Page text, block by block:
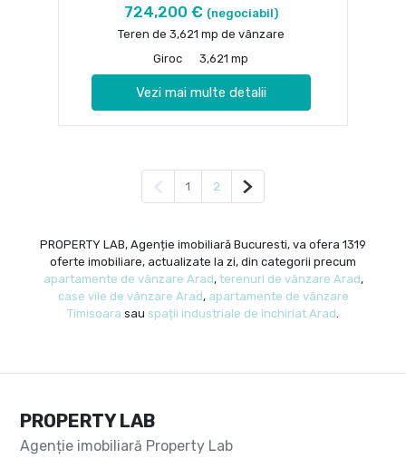
724,200 € (negociabil)
Teren de 3,621 mp de vânzare
Giroc
3,621 mp
Vezi mai multe detalii
Pagina anterioară
1 2 Pagina următoare
PROPERTY LAB, Agenție imobiliară Bucuresti, va ofera 1319
oferte imobiliare, actualizate la zi, din categorii precum
apartamente de vânzare Arad, terenuri de vânzare Arad,
case vile de vânzare Arad, apartamente de vânzare
Timisoara sau spații industriale de închiriat Arad
PROPERTY LAB